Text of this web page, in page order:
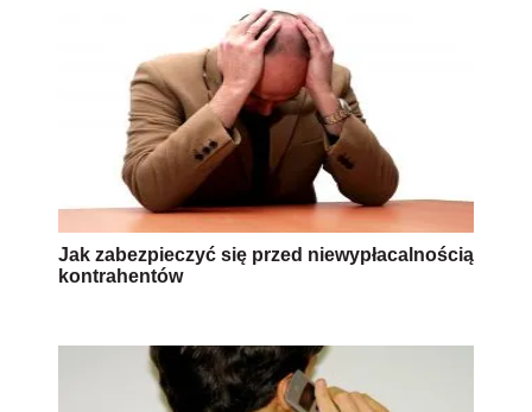
Jak zabezpieczyć się przed niewypłacalnością
kontrahentów